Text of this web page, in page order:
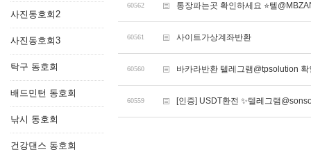
사진동호회2
사진동호회3
탁구 동호회
배드민턴 동호회
낚시 동호회
건강댄스 동호회
60562 통장파는곳 확인하세요 ⭐텔
60561 사이트가상계좌반환
60560 바카라반환 텔레그램@tpsolution
60559 [인증] USDT환전 ✨텔레그램